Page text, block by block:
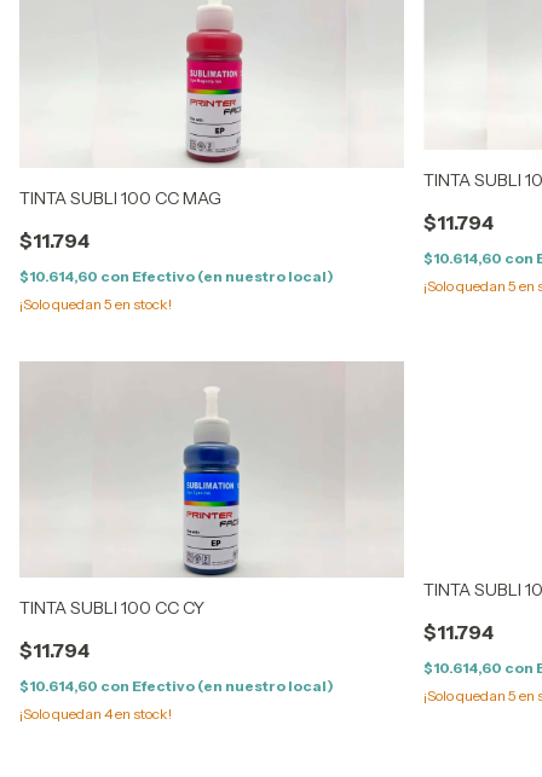
TINTA SUBLI 100 CC MAG
$11.794
$10.614,60 con Efectivo (en nuestro local)
¡Solo quedan 5 en stock!
TINTA SUBLI
$11.794
$10.614,60 con
¡Solo quedan 5 en
TINTA SUBLI 100 CC CY
$11.794
$10.614,60 con Efectivo (en nuestro local)
¡Solo quedan 4en stock!
TINTA SUBLI
$11.794
$10.614,60 con
¡Solo quedan 5 en